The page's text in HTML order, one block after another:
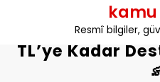
Resmî bilgiler,
💍 Evlenecek
TL’ye Kadar